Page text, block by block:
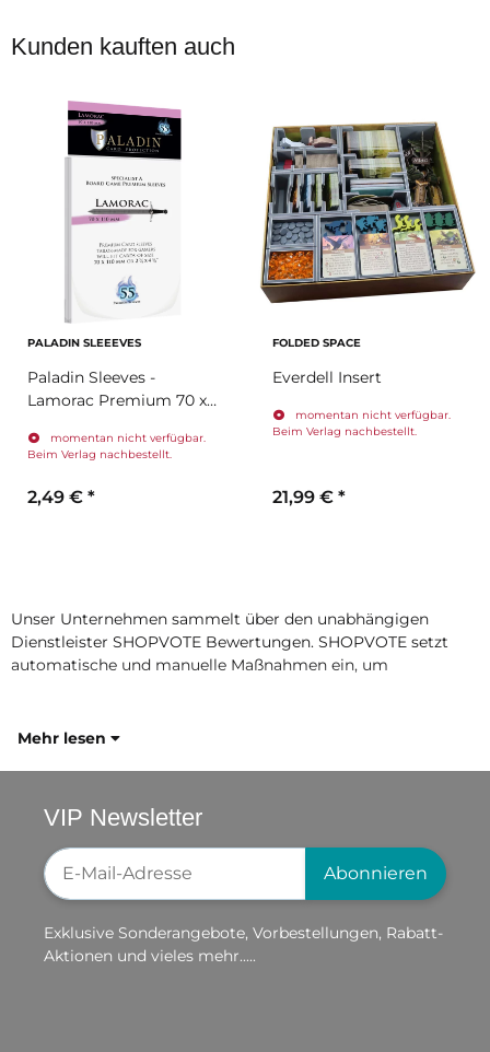
Kunden kauften auch
PALADIN SLEEEVES
Paladin Sleeves -
Lamorac Premium 70 x
Specialist A
momentan nicht verfügbar.
Beim Verlag nachbestellt.
2,49 € *
FOLDED SPACE
Everdell Insert
momentan nicht verfügbar.
Beim Verlag nachbestellt.
21,99 € *
Unser Unternehmen sammelt über den unabhängigen
Dienstleister SHOPVOTE Bewertungen. SHOPVOTE setzt
automatische und manuelle Maßnahmen ein, um
Mehr lesen
VIP Newsletter
Newsletter-Registrierung
Abonnieren
Exklusive Sonderangebote, Vorbestellungen, Rabatt-
Aktionen und vieles mehr.....